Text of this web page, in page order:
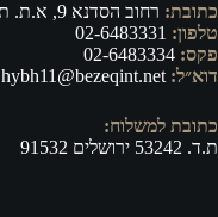
כתובת: רחוב הסדנא 9, א.ת. תלפיות ירושלים, מיקוד 91532
טלפון: 02-6483331
פקס:
דוא״ל: hybh11@bezeqint.net
כתובת למשלוח:
ת.ד. 53242 ירושלים 91532